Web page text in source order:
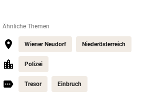
Ähnliche Themen
Wiener Neudorf Niederösterreich
Polizei
Tresor Einbruch